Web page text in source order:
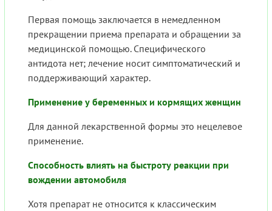
Первая помощь заключается в немедленном
прекращении приема препарата и обращении за
медицинской помощью. Специфического
антидота нет; лечение носит симптоматический и
поддерживающий характер.
Применение у беременных и кормящих женщин
Для данной лекарственной формы это нецелевое
применение.
Способность влиять на быстроту реакции при
вождении автомобиля
Хотя препарат не относится к классическим